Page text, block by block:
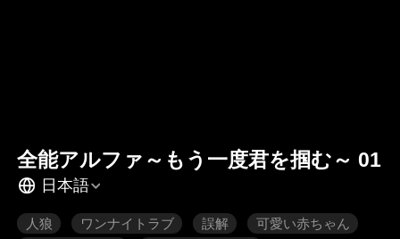
全能アルファ～もう一度君を掴む～ 01
日本語
人狼 ワンナイトラブ 誤解
可愛い赤ちゃん